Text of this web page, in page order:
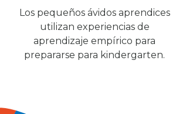
Los pequeños ávidos aprendices
utilizan experiencias de
aprendizaje empírico para
prepararse para kindergarten.